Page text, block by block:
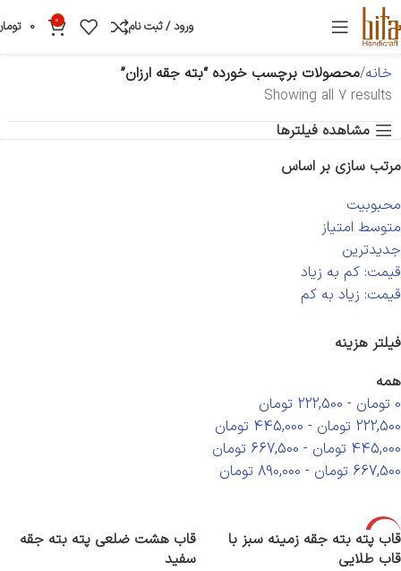
ورود / ثبت نام 0
0
خانه محصولات برچسب خورده “بته جقه ارزان”
Showing all 7 results
مشاهده فیلترها
مرتب سازی بر اساس
محبوبیت
متوسط امتیاز
جدیدترین
قیمت: کم به زیاد
قیمت: زیاد به کم
فیلتر هزینه
همه
0 تومان -
222,500 تومان
222,500 تومان -
445,000 تومان
445,000 تومان -
667,500 تومان
667,500 تومان -
890,000 تومان
-30%
قاب پته بته جقه زمینه سبز با
قاب طلایی
قاب هشت ضلعی پته بته جقه
سفید